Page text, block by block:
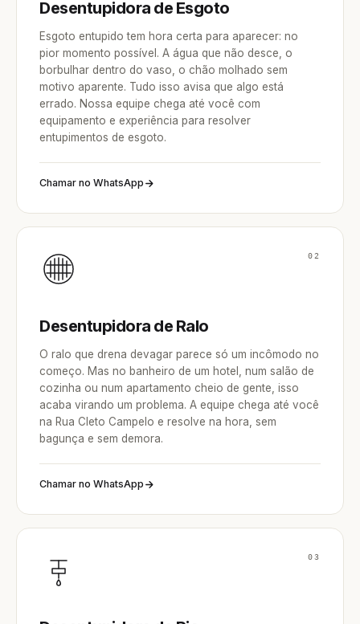
Desentupidora de Esgoto
Esgoto entupido tem hora certa para aparecer: no
pior momento possível. A água que não desce, o
borbulhar dentro do vaso, o chão molhado sem
motivo aparente. Tudo isso avisa que algo está
errado. Nossa equipe chega até você com
equipamento e experiência para resolver
entupimentos de esgoto.
Chamar no WhatsApp
02
Desentupidora de Ralo
O ralo que drena devagar parece só um incômodo no
começo. Mas no banheiro de um hotel, num salão de
cozinha ou num apartamento cheio de gente, isso
acaba virando um problema. A equipe chega até você
na Rua Cleto Campelo e resolve na hora, sem
bagunça e sem demora.
Chamar no WhatsApp
03